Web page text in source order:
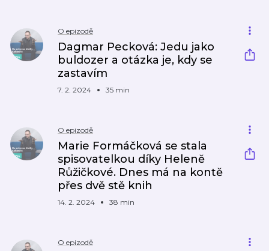
O epizodě
Dagmar Pecková: Jedu jako
buldozer a otázka je, kdy se
zastavím
7. 2. 2024 35 min
O epizodě
Marie Formáčková se stala
spisovatelkou díky Heleně
Růžičkové. Dnes má na kontě
přes dvě stě knih
14. 2. 2024 38 min
O epizodě